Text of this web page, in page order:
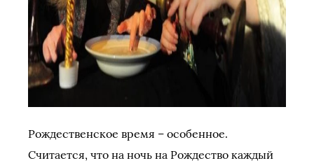
Рождественское время – особенное.
Считается, что на ночь на Рождество каждый